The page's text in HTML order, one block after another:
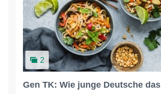
2
Gen TK: Wie junge Deutsche das